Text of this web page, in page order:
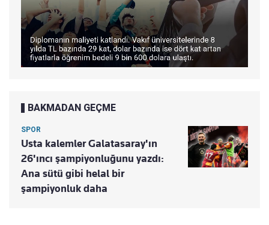
BAKMADAN GEÇME
SPOR
Usta kalemler Galatasaray'ın
26'ıncı şampiyonluğunu yazdı:
Ana sütü gibi helal bir
şampiyonluk daha